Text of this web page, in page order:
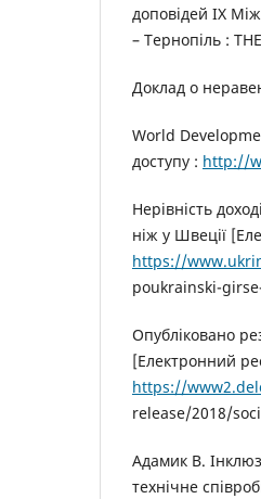
доповідей IX
– Тернопіль :
Доклад о
World
доступу : http://
Нерівність
ніж у Швеції
https://
poukrainski-
Опубліковано
[Електронний
https://
release/2018/
Адамик В.
технічне